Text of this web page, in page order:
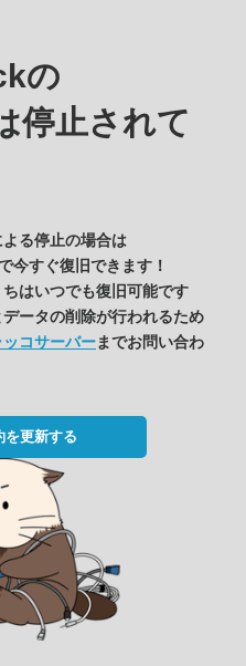
の
停止されて
る停止の場合は
今すぐ復旧できます！
はいつでも復旧可能です
ータの削除が行われるため
ッコサーバーまでお問い合わ
を更新する